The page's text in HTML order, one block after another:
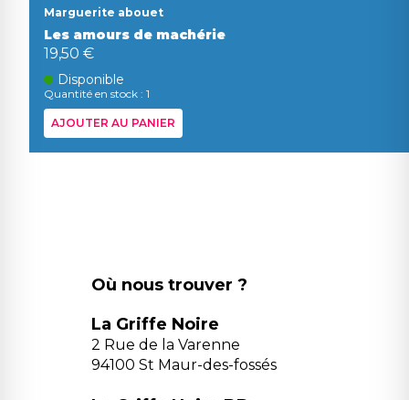
Marguerite abouet
Les amours de machérie
19,50 €
Disponible
Quantité en stock : 1
AJOUTER AU PANIER
Où nous trouver ?
La Griffe Noire
2 Rue de la Varenne
94100 St Maur-des-fossés